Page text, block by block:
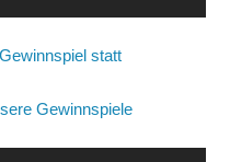
statt
Gewinnspiele